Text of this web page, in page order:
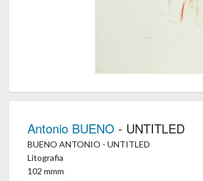
Antonio BUENO - UNTITLED
BUENO ANTONIO - UNTITLED
Litografia
102 mmm